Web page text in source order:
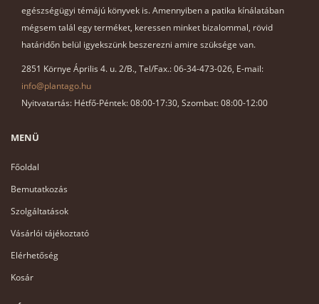
egészségügyi témájú könyvek is. Amennyiben a patika kínálatában
mégsem talál egy terméket, keressen minket bizalommal, rövid
határidőn belül igyekszünk beszerezni amire szüksége van.
2851 Környe Április 4. u. 2/B., Tel/Fax.: 06-34-473-026, E-mail:
info@plantago.hu
Nyitvatartás: Hétfő-Péntek: 08:00-17:30, Szombat: 08:00-12:00
MENÜ
Főoldal
Bemutatkozás
Szolgáltatások
Vásárlói tájékoztató
Elérhetőség
Kosár